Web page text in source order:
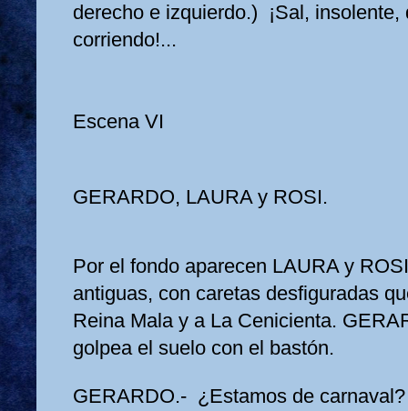
derecho e izquierdo.) ¡Sal, insolente,
corriendo!...
Escena VI
GERARDO, LAURA y ROSI.
Por el fondo aparecen LAURA y
antiguas, con caretas desfiguradas
Reina Mala y a La Cenicienta.
golpea el suelo con el bastón.
GERARDO.- ¿Estamos de